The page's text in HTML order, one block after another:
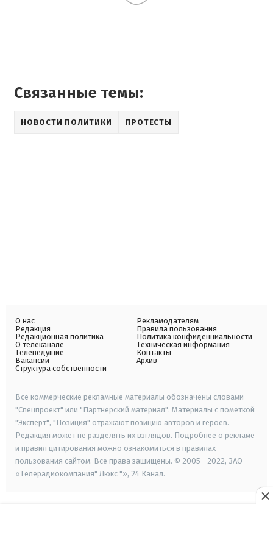
Связанные темы:
НОВОСТИ ПОЛИТИКИ ПРОТЕСТЫ
О нас
Редакция
Редакционная политика
О телеканале
Телеведущие
Вакансии
Структура собственности
Рекламодателям
Правила пользования
Политика конфиденциальности
Техническая информация
Контакты
Архив
Все коммерческие рекламные материалы обозначены словами
"Спецпроект" или "Партнерский материал". Материалы с пометкой
"Эксперт", "Позиция" отражают позицию авторов и героев.
Редакция может не разделять их взглядов. Подробнее о рекламе
и правил цитирования можно ознакомиться в правилах
пользования сайтом. Все права защищены. © 2005—2022, ЗАО
«Телерадиокомпания" Люкс "», 24 Канал.